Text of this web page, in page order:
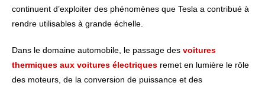
continuent d’exploiter des phénomènes que Tesla a contribué à
rendre utilisables à grande échelle.
Dans le domaine automobile, le passage des voitures
thermiques aux voitures électriques remet en lumière le rôle
des moteurs, de la conversion de puissance et des